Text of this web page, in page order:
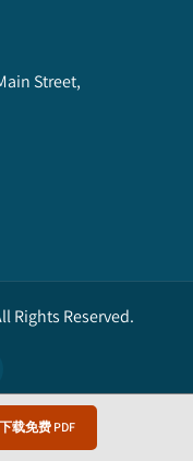
载免费 PDF
Street,
Rights Reserved.
( Privacy Policy